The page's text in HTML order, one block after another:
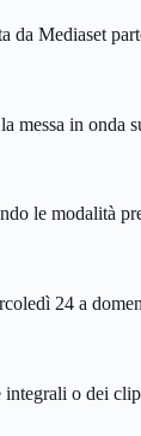
Mediaset
messa in onda
le modalità
24 a
o dei